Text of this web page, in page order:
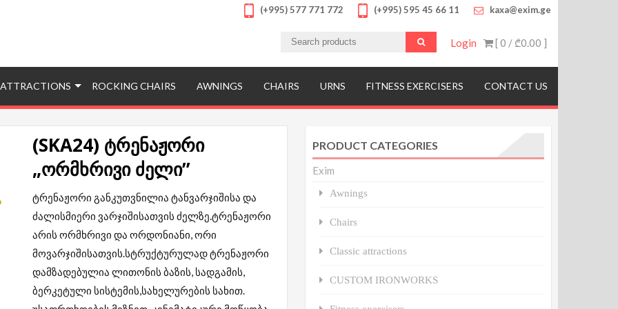
(+995) 577 771 772 (+995) 595 45 66 11 kaxa@exim.ge
[ 0 / ₾0.00 ]
Login
ხარისხის პროდუქციას. შეუკვეთეთ და შეიძინეთ სპორტული მოწყობილობები, მრავალფეროვანი საბავშვო
სათამაშოები ფასდაკლებით და გარანტიით
ATTRACTIONS ROCKING CHAIRS AWNINGS CHAIRS URNS FITNESS EXERCISERS CONTACT US
(SKA24) ტრენაჟორი
„ორმხრივი ძელი”
ტრენაჟორი განკუთვნილია ტანვარჯიშისა და
ძალისმიერი ვარჯიშისათვის ძელზე.ტრენაჟორი
არის ორმხრივი და ორდონიანი, ორი
მოვარჯიშისათვის.სტრუქტურულად ტრენაჟორი
დამზადებულია ლითონის ბაზის, სადგამის,
ბერკეტული სისტემის,სახელურების სახით.
PRODUCT CATEGORIES
Exim
Awnings
Chairs
Classic attractions
CUSTOM IRONWORKS